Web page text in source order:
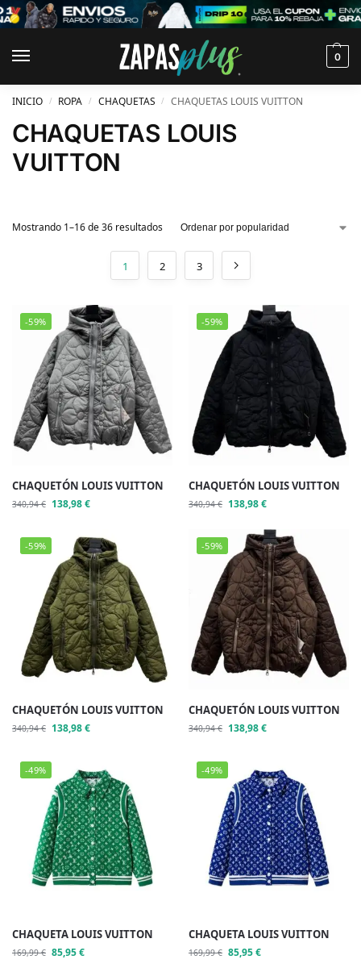
0
INICIO / ROPA / CHAQUETAS / CHAQUETAS LOUIS VUITTON
CHAQUETAS LOUIS
VUITTON
Mostrando 1–16 de 36 resultados
1 2 3
-59%
CHAQUETÓN LOUIS VUITTON
340,94€ 138,98€
-59%
CHAQUETÓN LOUIS VUITTON
340,94€ 138,98€
-59%
CHAQUETÓN LOUIS VUITTON
340,94€ 138,98€
-59%
CHAQUETÓN LOUIS VUITTON
340,94€ 138,98€
-49%
CHAQUETA LOUIS VUITTON
169,99€ 85,95€
-49%
CHAQUETA LOUIS VUITTON
169,99€ 85,95€